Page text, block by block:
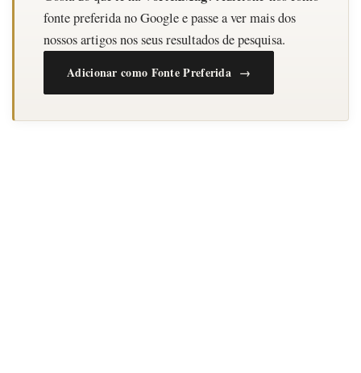
fonte preferida no Google e passe a ver mais dos
nossos artigos nos seus resultados de pesquisa.
Adicionar como Fonte Preferida →